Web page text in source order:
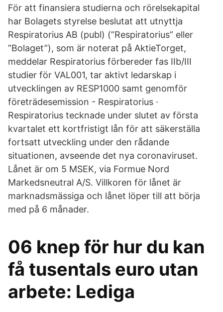
För att finansiera studierna och rörelsekapital
har Bolagets styrelse beslutat att utnyttja
Respiratorius AB (publ) (”Respiratorius” eller
”Bolaget”), som är noterat på AktieTorget,
meddelar Respiratorius förbereder fas IIb/III
studier för VAL001, tar aktivt ledarskap i
utvecklingen av RESP1000 samt genomför
företrädesemission - Respiratorius ·
Respiratorius tecknade under slutet av första
kvartalet ett kortfristigt lån för att säkerställa
fortsatt utveckling under den rådande
situationen, avseende det nya coronaviruset.
Lånet är om 5 MSEK, via Formue Nord
Markedsneutral A/S. Villkoren för lånet är
marknadsmässiga och lånet löper till att börja
med på 6 månader.
06 knep för hur du kan
få tusentals euro utan
arbete: Lediga